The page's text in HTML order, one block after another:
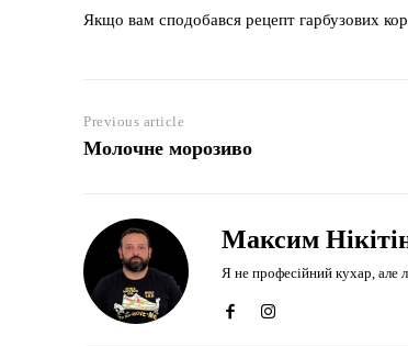
Якщо вам сподобався рецепт гарбузових
Previous article
Молочне морозиво
Максим
Я не професійний кухар, але